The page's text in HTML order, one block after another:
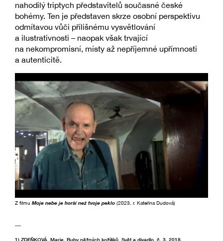
nahodilý triptych představitelů současné české
bohémy. Ten je představen skrze osobní perspektivu
odmítavou vůči přílišnému vysvětlování
a ilustrativnosti –⁠ naopak však trvající
na nekompromisní, místy až nepříjemné upřímnosti
a autenticitě.
Z filmu Moje nebe je horší než tvoje peklo (2023, r. Kateřina Dudová)
---
1) ZDEŇKOVÁ, Marie. Ruby něžných kožíšků. Svět a divadlo, č. 3, 2018.